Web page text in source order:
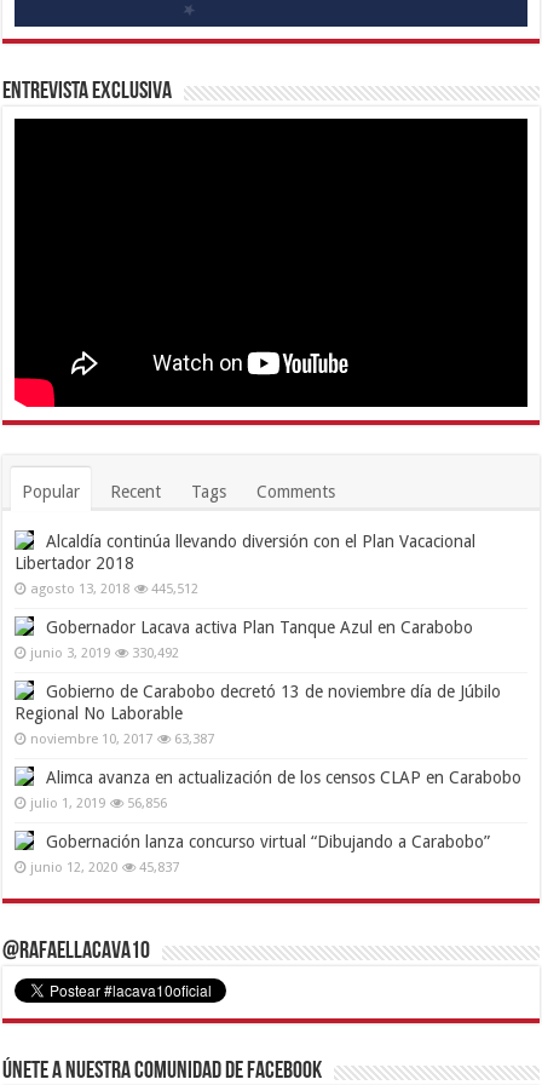
Entrevista Exclusiva
Popular Recent Tags Comments
Alcaldía continúa llevando diversión con el Plan Vacacional
Libertador 2018
agosto 13, 2018 445,512
Gobernador Lacava activa Plan Tanque Azul en Carabobo
junio 3, 2019 330,492
Gobierno de Carabobo decretó 13 de noviembre día de Júbilo
Regional No Laborable
noviembre 10, 2017 63,387
Alimca avanza en actualización de los censos CLAP en Carabobo
julio 1, 2019 56,856
Gobernación lanza concurso virtual “Dibujando a Carabobo”
junio 12, 2020 45,837
@RafaelLacava10
Únete a nuestra comunidad de Facebook